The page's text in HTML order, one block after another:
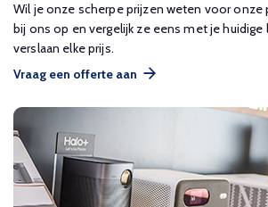
Wil je onze scherpe prijzen weten voor onze
bij ons op en vergelijk ze eens met je huidige
verslaan elke prijs.
Vraag een offerte aan